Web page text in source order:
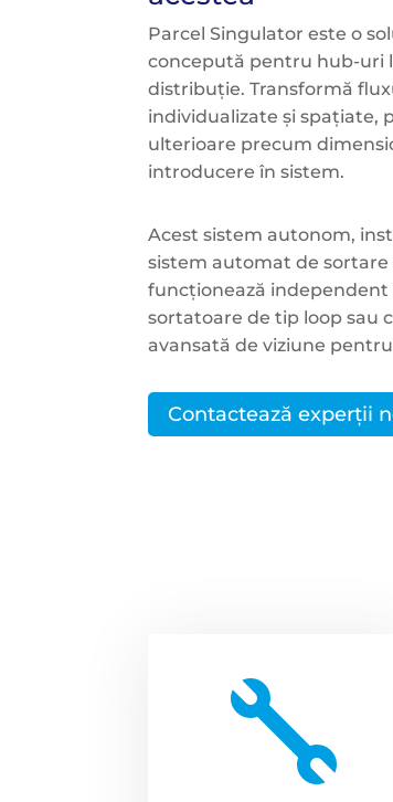
Parcel Singulator este o
concepută pentru hub-uri
distribuție. Transformă
individualizate și spațiate,
ulterioare precum
introducere în sistem.
Acest sistem autonom,
sistem automat de sortare
funcționează independent
sortatoare de tip loop sau
avansată de viziune
Contactează experții
